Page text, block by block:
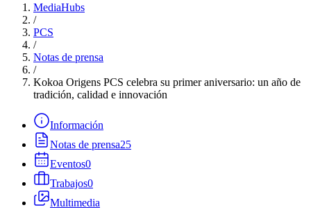
MediaHubs
/
PCS
/
Notas de prensa
/
Kokoa Origens PCS celebra su primer aniversario: un año de
tradición, calidad e innovación
Información
Notas de prensa25
Eventos0
Trabajos0
Multimedia